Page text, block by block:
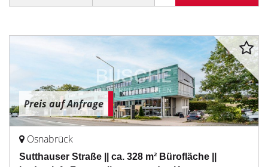
Preis auf Anfrage
Osnabrück
Sutthauser Straße || ca. 328 m² Bürofläche ||